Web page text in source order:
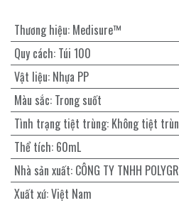
Thương hiệu: Medisure™
Quy cách: Túi 100
Vật liệu: Nhựa PP
Màu sắc: Trong suốt
Tình trạng tiệt trùng: Không tiệt
Thể tích: 60mL
Nhà sản xuất: CÔNG TY TNHH
Xuất xứ:Việt Nam